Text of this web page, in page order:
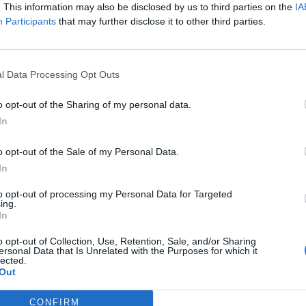
This information may also be disclosed by us to third parties on the
Participants that may further disclose it to other third parties.
Data Processing Opt Outs
opt-out of the Sharing of my personal data.
opt-out of the Sale of my Personal Data.
opt-out of processing my Personal Data for Targeted
opt-out of Collection, Use, Retention, Sale, and/or Sharing
Data that Is Unrelated with the Purposes for which it
CONFIRM
2026Október 21-én jön a Portfolio Investment Day 2026,
a választ a befektetőket leginkább foglalkoztató kérdésekre.
tartalmazza:
cikkarchívum
elmúlt 2 év napon belüli
Előfizetés